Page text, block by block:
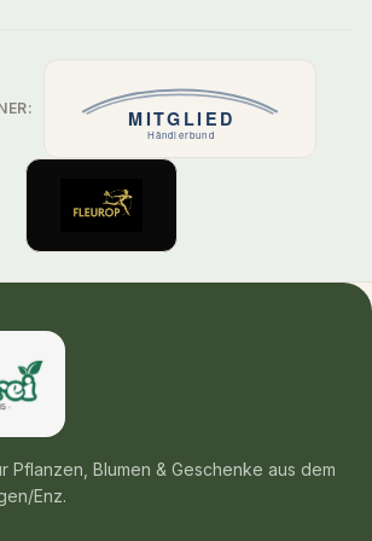
Pflanzen, Blumen & Geschenke aus dem
Enz.